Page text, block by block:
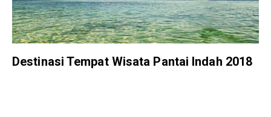
Destinasi Tempat Wisata Pantai Indah 2018